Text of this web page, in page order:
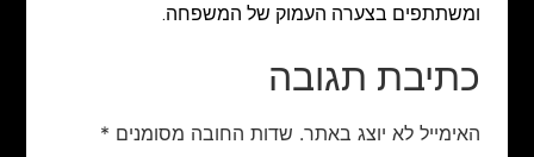
ומשתתפים בצערה העמוק של המשפחה.
כתיבת תגובה
האימייל לא יוצג באתר. שדות החובה מסומנים *